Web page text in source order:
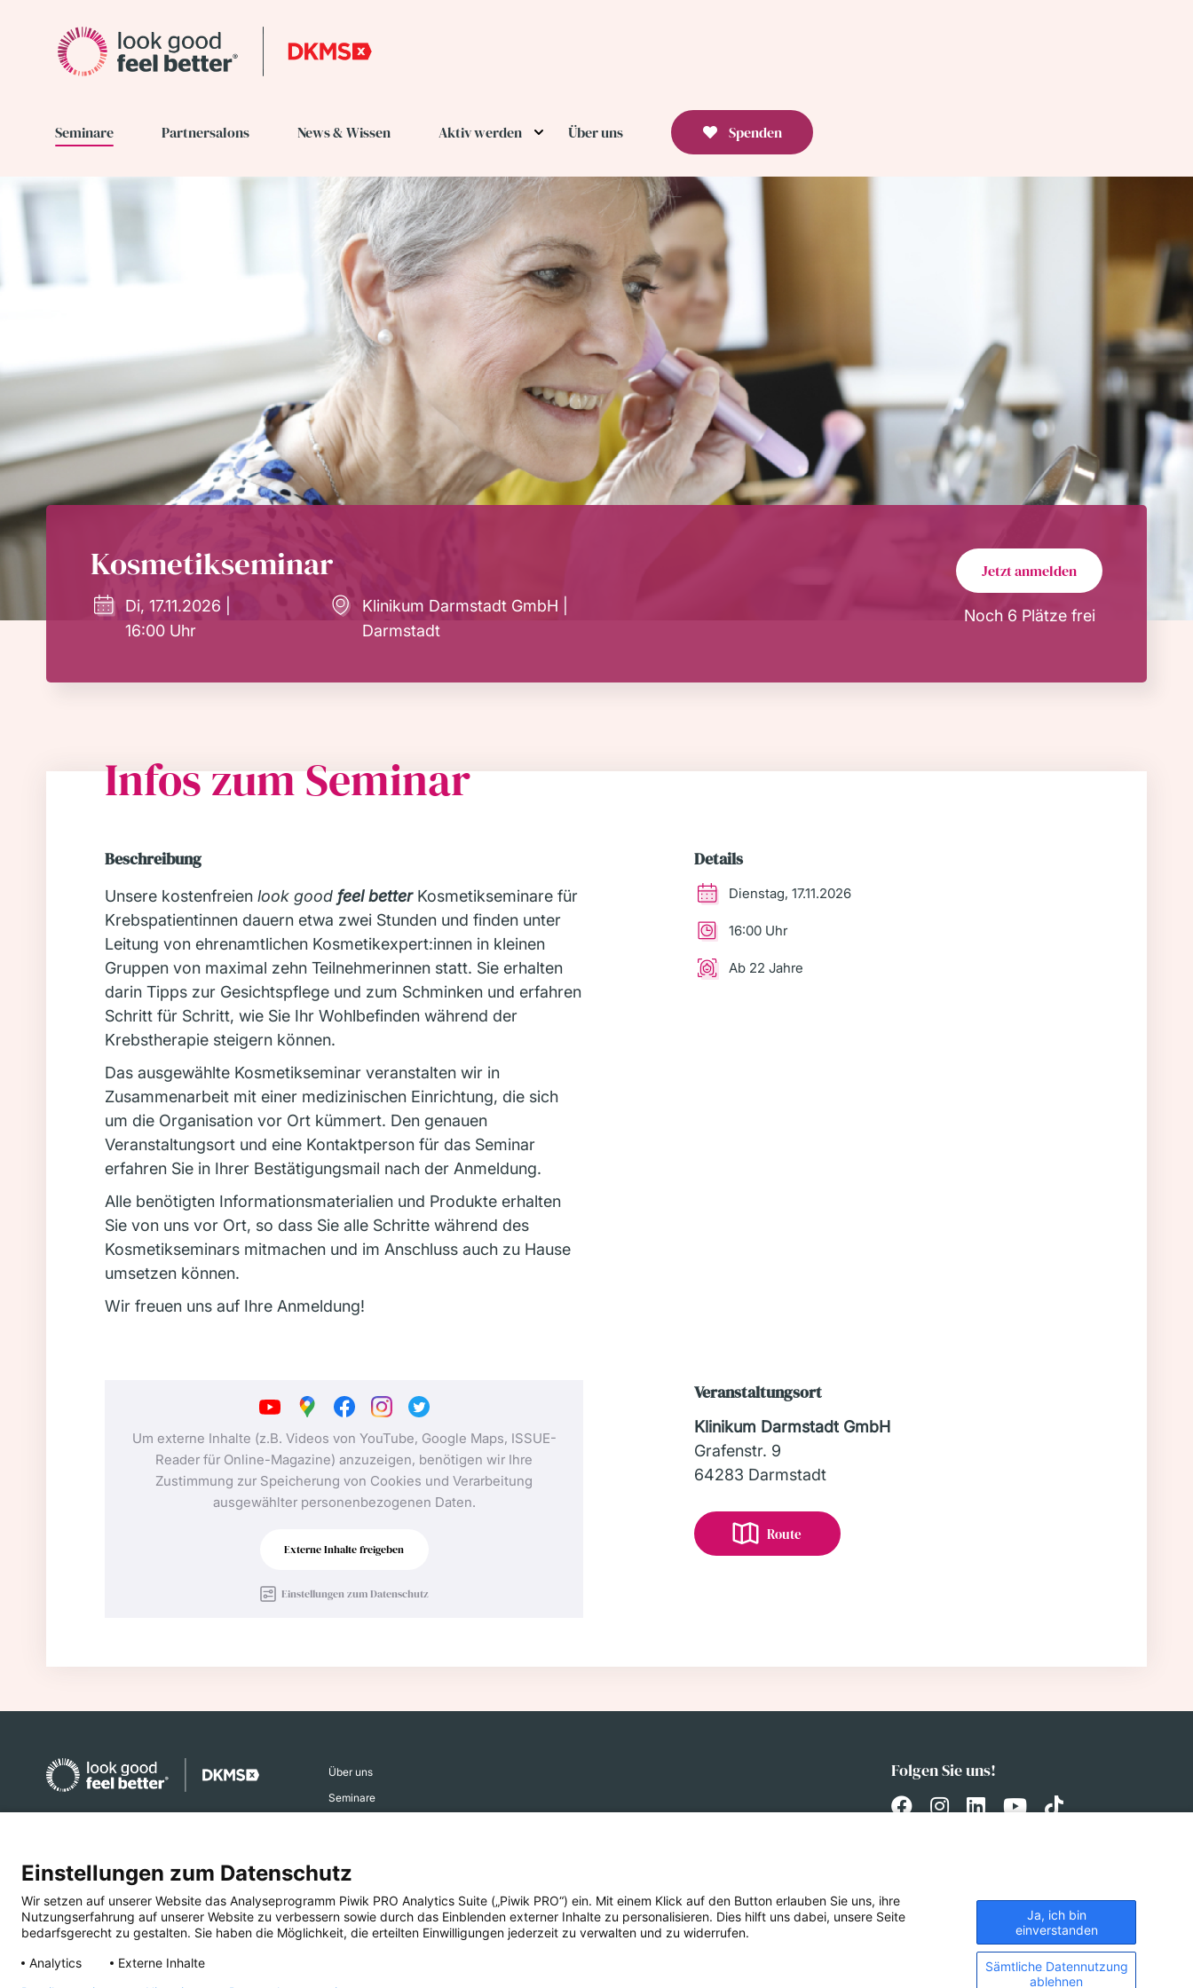
Seminare Partnersalons News & Wissen Aktiv werden Über uns Spenden
Kosmetikseminar
Di, 17.11.2026 |
16:00 Uhr
Klinikum Darmstadt GmbH |
Darmstadt
Jetzt anmelden
Noch 6 Plätze frei
Infos zum Seminar
Beschreibung
Unsere kostenfreien look good feel betterKosmetikseminare für
Krebspatientinnen dauern etwa zwei Stunden und finden unter
Leitung von ehrenamtlichen Kosmetikexpert:innen in kleinen
Gruppen von maximal zehn Teilnehmerinnen statt. Sie erhalten
darin Tipps zur Gesichtspflege und zum Schminken und erfahren
Schritt für Schritt, wie Sie Ihr Wohlbefinden während der
Krebstherapie steigern können.
Das ausgewählte Kosmetikseminar veranstalten wir in
Zusammenarbeit mit einer medizinischen Einrichtung, die sich
um die Organisation vor Ort kümmert. Den genauen
Veranstaltungsort und eine Kontaktperson für das Seminar
erfahren Sie in Ihrer Bestätigungsmail nach der Anmeldung.
Alle benötigten Informationsmaterialien und Produkte erhalten
Sie von uns vor Ort, so dass Sie alle Schritte während des
Kosmetikseminars mitmachen und im Anschluss auch zu Hause
umsetzen können.
Wir freuen uns auf Ihre Anmeldung!
Details
Dienstag, 17.11.2026
16:00 Uhr
Ab 22 Jahre
Um externe Inhalte (z.B. Videos von YouTube, Google Maps, ISSUE-
Reader für Online-Magazine) anzuzeigen, benötigen wir Ihre
Zustimmung zur Speicherung von Cookies und Verarbeitung
ausgewählter personenbezogenen Daten.
Externe Inhalte freigeben
Einstellungen zum Datenschutz
Veranstaltungsort
Klinikum Darmstadt GmbH
Grafenstr. 9
64283 Darmstadt
Route
DKMS Donor Center gGmbH
IBAN
DE16 6407 0085 0013 2308 04
BIC DEUTDESS640
Deutsche Bank AG Reutlingen
Über uns
Seminare
Aktuelles
Presse
Folgen Sie uns!
Einstellungen zum Datenschutz
Wir setzen auf unserer Website das Analyseprogramm Piwik PRO Analytics Suite („Piwik PRO“) ein. Mit einem Klick auf den Button erlauben Sie uns, ihre
Nutzungserfahrung auf unserer Website zu verbessern sowie durch das Einblenden externer Inhalte zu personalisieren. Dies hilft uns dabei, unsere Seite
bedarfsgerecht zu gestalten. Sie haben die Möglichkeit, die erteilten Einwilligungen jederzeit zu verwalten und zu widerrufen.
Analytics
Externe Inhalte
Ja, ich bin
einverstanden
Sämtliche Datennutzung
ablehnen